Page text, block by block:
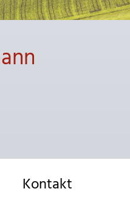
Kontakt